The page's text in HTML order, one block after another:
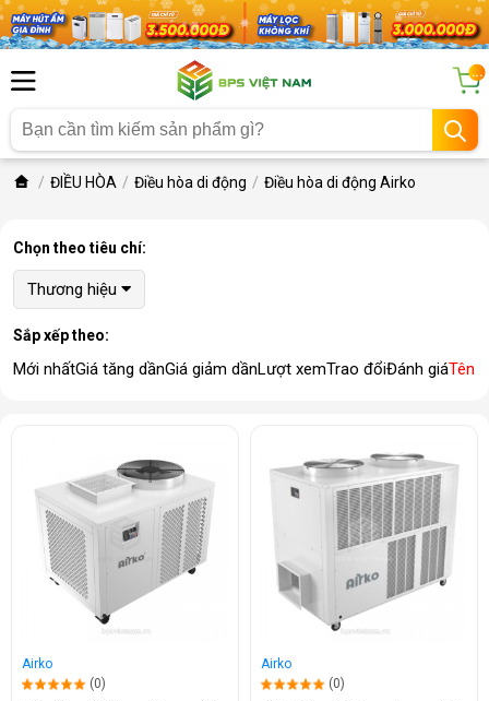
...
ĐIỀU HÒA Điều hòa di động Điều hòa di động Airko
Chọn theo tiêu chí:
Thương hiệu
Sắp xếp theo:
Mới nhấtGiá tăng dầnGiá giảm dầnLượt xemTrao đổiĐánh giáTên
Airko
(0)
Airko
(0)